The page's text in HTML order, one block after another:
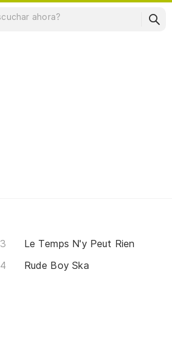
Le Temps N'y Peut Rien
Rude Boy Ska